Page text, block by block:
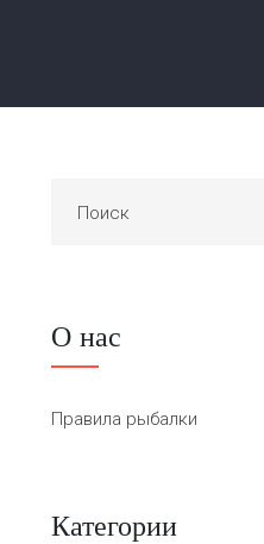
О нас
Правила рыбалки
Категории